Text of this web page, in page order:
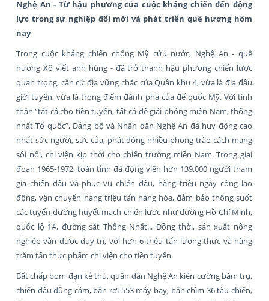
Nghệ An - Từ hậu phương của cuộc kháng chiến đến động
lực trong sự nghiệp đổi mới và phát triển quê hương hôm
nay
Trong cuộc kháng chiến chống Mỹ cứu nước, Nghệ An - quê
hương Xô viết anh hùng - đã trở thành hậu phương chiến lược
quan trọng, căn cứ địa vững chắc của Quân khu 4, vừa là địa đầu
giới tuyến, vừa là trọng điểm đánh phá của đế quốc Mỹ. Với tinh
thần “tất cả cho tiền tuyến, tất cả để giải phóng miền Nam, thống
nhất Tổ quốc”, Đảng bộ và Nhân dân Nghệ An đã huy động cao
nhất sức người, sức của, phát động nhiều phong trào cách mạng
sôi nổi, chi viện kịp thời cho chiến trường miền Nam. Trong giai
đoạn 1965-1972, toàn tỉnh đã động viên hơn 139.000 người tham
gia chiến đấu và phục vụ chiến đấu, hàng triệu ngày công lao
động, vận chuyển hàng triệu tấn hàng hóa, đảm bảo thông suốt
các tuyến đường huyết mạch chiến lược như đường Hồ Chí Minh,
quốc lộ 1A, đường sắt Thống Nhất... Đồng thời, sản xuất nông
nghiệp vẫn được duy trì, với hơn 6 triệu tấn lương thực và hàng
trăm tấn thực phẩm chi viện cho tiền tuyến.
Bất chấp bom đạn kẻ thù, quân dân Nghệ An kiên cường bám trụ,
chiến đấu dũng cảm, bắn rơi 553 máy bay, bắn chìm 36 tàu chiến,